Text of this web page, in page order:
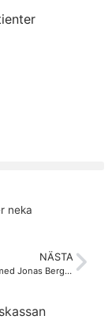
neka
NÄSTA
Videointervju med Jonas Bergquist